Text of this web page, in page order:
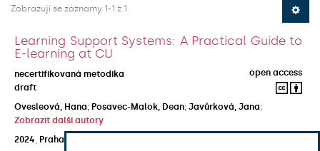
Zobrazují se záznamy 1-1 z 1
Learning Support Systems: A Practical Guide to
E-learning at CU
necertifikovaná metodika
open access
draft
Ovesleová, Hana; Posavec-Malok, Dean; Javůrková, Jana;
Zobrazit další autory
2024
Praha